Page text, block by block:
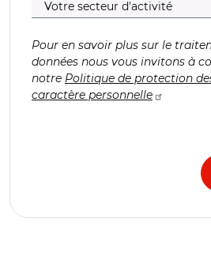
Pour en savoir plus sur le
données nous vous invitons à
notre Politique de protection
caractère personnelle